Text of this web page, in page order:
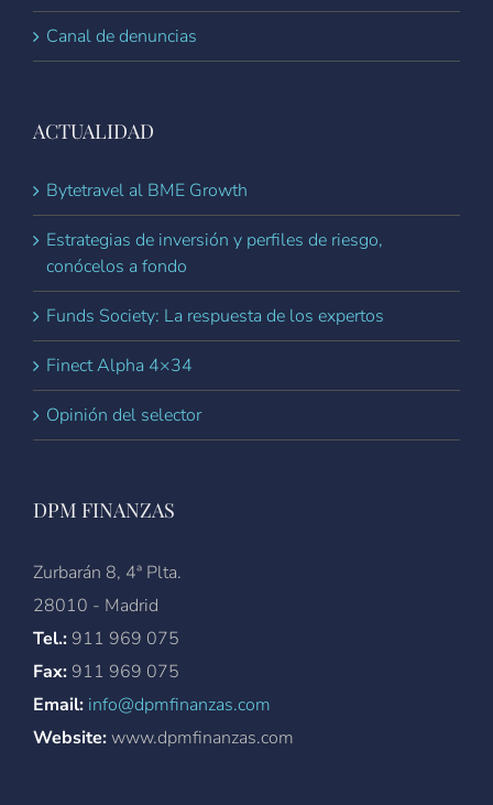
Canal de denuncias
ACTUALIDAD
Bytetravel al BME Growth
Estrategias de inversión y perfiles de riesgo,
conócelos a fondo
Funds Society: La respuesta de los expertos
Finect Alpha 4×34
Opinión del selector
DPM FINANZAS
Zurbarán 8, 4ª Plta.
28010 - Madrid
Tel.: 911 969 075
Fax: 911 969 075
Email: info@dpmfinanzas.com
Website:www.dpmfinanzas.com